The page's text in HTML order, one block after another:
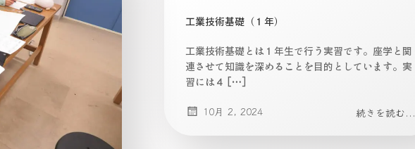
工業技術基礎（１年）
工業技術基礎とは１年生で行う実習です。座学と関
連させて知識を深めることを目的としています。実
習には４ […]
10月 2, 2024 続きを読む...